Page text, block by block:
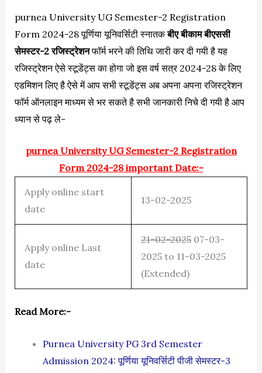
purnea University UG Semester-2 Registration
Form 2024-28 पूर्णिया यूनिवर्सिटी स्नातकबीए बीकाम बीएससी
सेमस्टर-2 रजिस्ट्रेशनफॉर्म भरने की तिथि जारी कर दी गयी है यह
रजिस्ट्रेशन ऐसे स्टूडेंट्स का होगा जो इस वर्ष सत्र 2024-28 के लिए
एडमिशन लिए है ऐसे में आप सभी स्टूडेंट्स अब अपना अपना रजिस्ट्रेशन
फॉर्म ऑनलाइन माध्यम से भर सकते है सभी जानकारी निचे दी गयी है आप
ध्यान से पढ़ ले-
purnea University UG Semester-2 Registration
Form 2024-28 important Date:-
Apply online start
date
13-02-2025
Apply online Last
date
21-02-202507-03-
2025 to 11-03-2025
(Extended)
Read More:-
Purnea University PG 3rd Semester
Admission 2024: पूर्णिया यूनिवर्सिटी पीजी सेमस्टर-3